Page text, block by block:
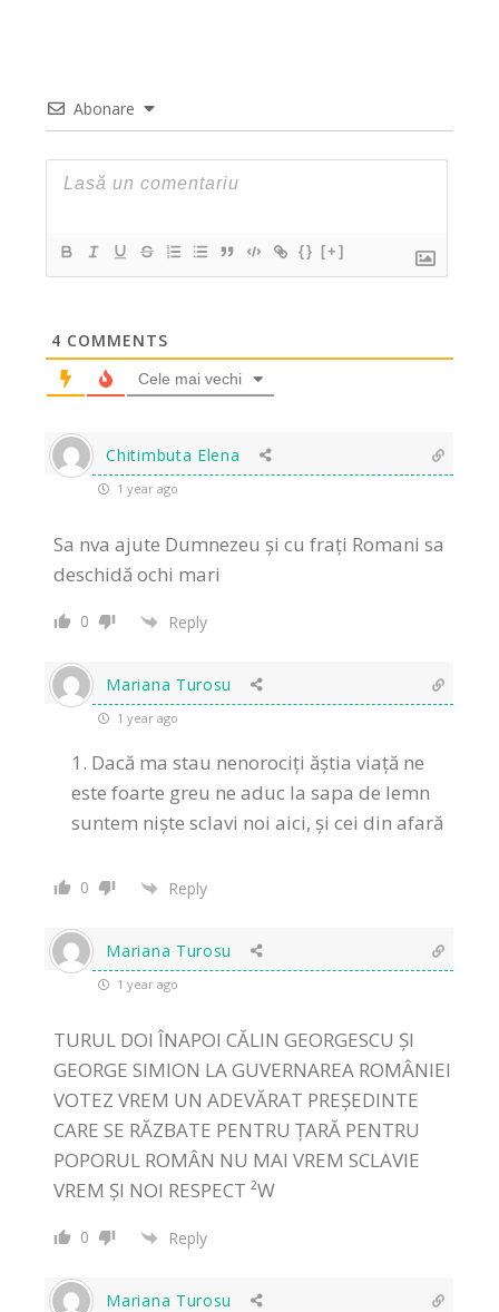
Abonare
{} [+]
4 COMMENTS
Cele mai vechi
Chitimbuta Elena
1 year ago
Sa nva ajute Dumnezeu și cu frați Romani sa
deschidă ochi mari
0 Reply
Mariana Turosu
1 year ago
Dacă ma stau nenorociți ăștia viață ne
este foarte greu ne aduc la sapa de lemn
suntem niște sclavi noi aici, și cei din afară
0 Reply
Mariana Turosu
1 year ago
TURUL DOI ÎNAPOI CĂLIN GEORGESCU ȘI
GEORGE SIMION LA GUVERNAREA ROMÂNIEI
VOTEZ VREM UN ADEVĂRAT PREȘEDINTE
CARE SE RĂZBATE PENTRU ȚARĂ PENTRU
POPORUL ROMÂN NU MAI VREM SCLAVIE
VREM ȘI NOI RESPECT ²W
0 Reply
Mariana Turosu